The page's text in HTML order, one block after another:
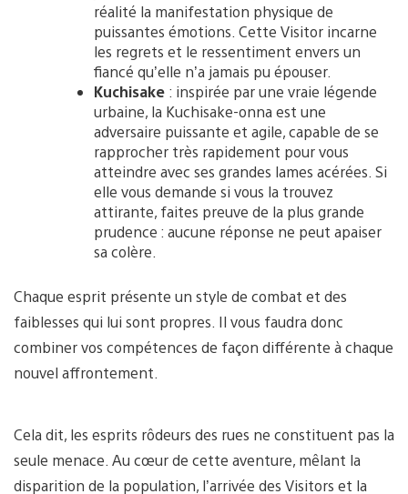
réalité la manifestation physique de
puissantes émotions. Cette Visitor incarne
les regrets et le ressentiment envers un
fiancé qu’elle n’a jamais pu épouser.
Kuchisake : inspirée par une vraie légende
urbaine, la Kuchisake-onna est une
adversaire puissante et agile, capable de se
rapprocher très rapidement pour vous
atteindre avec ses grandes lames acérées. Si
elle vous demande si vous la trouvez
attirante, faites preuve de la plus grande
prudence : aucune réponse ne peut apaiser
sa colère.
Chaque esprit présente un style de combat et des
faiblesses qui lui sont propres. Il vous faudra donc
combiner vos compétences de façon différente à chaque
nouvel affrontement.
Cela dit, les esprits rôdeurs des rues ne constituent pas la
seule menace. Au cœur de cette aventure, mêlant la
disparition de la population, l’arrivée des Visitors et la